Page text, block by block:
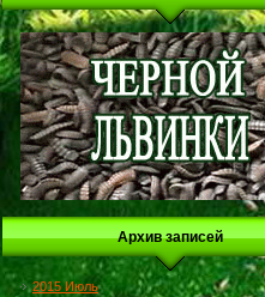
Архив записей
2015 Июль